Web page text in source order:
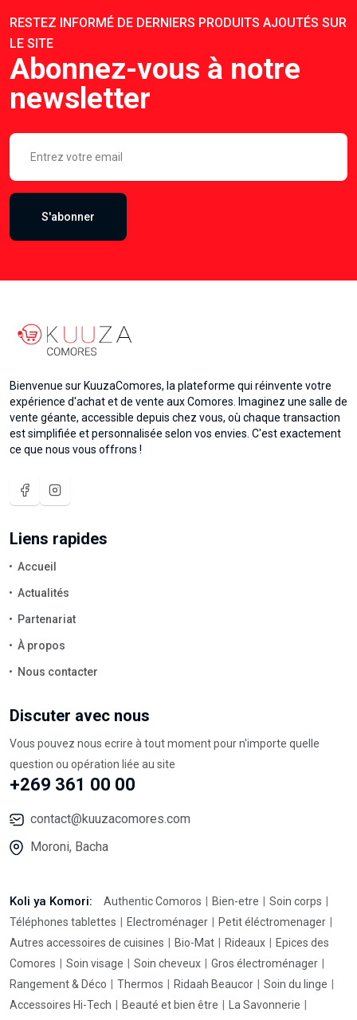
RESTEZ INFORMÉ DE DERNIERS PRODUITS AJOUTÉS SUR
LE SITE
Abonnez-vous à notre
newsletter
S'abonner
Bienvenue sur KuuzaComores, la plateforme qui réinvente votre
expérience d'achat et de vente aux Comores. Imaginez une salle de
vente géante, accessible depuis chez vous, où chaque transaction
est simplifiée et personnalisée selon vos envies. C'est exactement
ce que nous vous offrons !
Liens rapides
Accueil
Actualités
Partenariat
À propos
Nous contacter
Discuter avec nous
Vous pouvez nous ecrire à tout moment pour n'importe quelle
question ou opération liée au site
+269 361 00 00
contact@kuuzacomores.com
Moroni, Bacha
Koli ya Komori: Authentic Comoros Bien-etre
Soin corps
Téléphones tablettes
Electroménager
Petit éléctromenager
Autres accessoires de cuisines
Bio-Mat Rideaux
Epices des
Comores
Soin visage Soin cheveux
Gros électroménager
Rangement & Déco
Thermos Ridaah Beaucor
Soin du linge
Accessoires Hi-Tech
Beauté et bien être
La Savonnerie